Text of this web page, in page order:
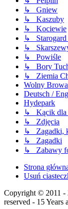
↳ Gniew
↳ Kaszuby
↳ Kociewie
↳ Starogard
↳
↳ Powiśle
↳ Bory
↳ Ziemia
Wolny
Deutsch /
Hydepark
↳ Kącik dla
↳ Zdjęcia
↳ Zagadki,
↳ Zagadki
↳ Zabawy
Strona
Usuń
Copyright © 2011 -
reserved - 15 Years